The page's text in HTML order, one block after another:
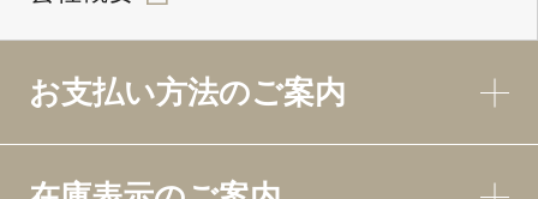
お支払い方法のご案内